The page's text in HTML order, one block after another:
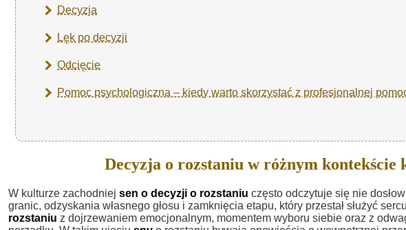
Decyzja
Lęk po decyzji
Odcięcie
Pomoc psychologiczna – kiedy warto skorzystać z profesjonalnej
Decyzja o rozstaniu w różnym kontekście
W kulturze zachodniej sen o decyzji o rozstaniu często odczytuje się nie
granic, odzyskania własnego głosu i zamknięcia etapu, który przestał służyć
rozstaniu z dojrzewaniem emocjonalnym, momentem wyboru siebie oraz z